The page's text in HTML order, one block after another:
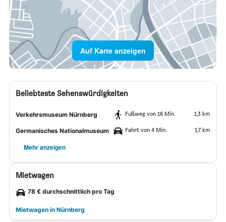
Auf Karte anzeigen
Beliebteste Sehenswürdigkeiten
Verkehrsmuseum Nürnberg Fußweg von 16 Min. 1,3 km
Germanisches Nationalmuseum Fahrt von 4 Min. 1,7 km
Mehr anzeigen
Mietwagen
78 € durchschnittlich pro Tag
Mietwagen in Nürnberg